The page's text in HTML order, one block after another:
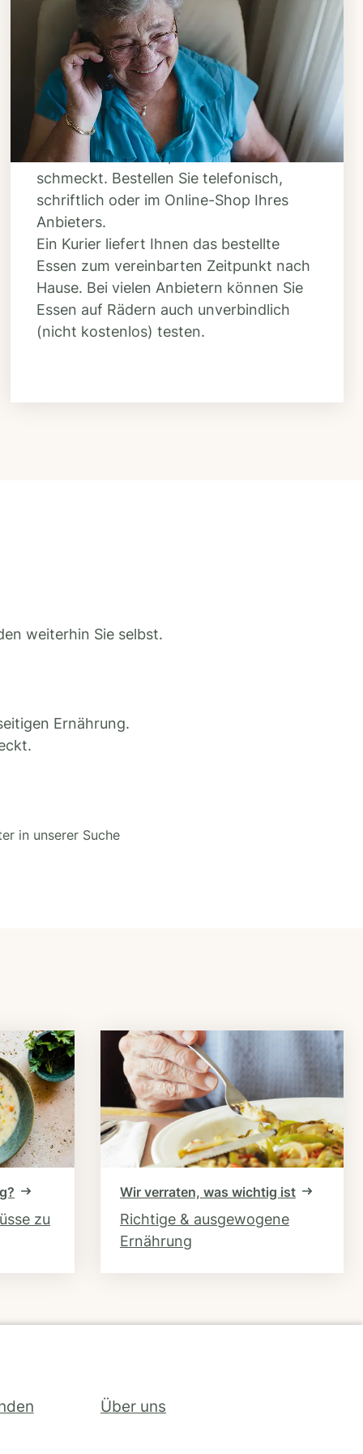
Schritt 3
Bestellen & liefern
lassen
Suchen Sie sich aus dem Speiseplan
Ihres Anbieters aus, was Ihnen
schmeckt. Bestellen Sie telefonisch,
schriftlich oder im Online-Shop Ihres
Anbieters.
Ein Kurier liefert Ihnen das bestellte
Essen zum vereinbarten Zeitpunkt nach
Hause. Bei vielen Anbietern können Sie
Essen auf Rädern auch unverbindlich
(nicht kostenlos) testen.
weiterhin Sie selbst.
Ernährung.
in unserer Suche
zu
Wir verraten, was wichtig ist
Richtige & ausgewogene
Ernährung
Über uns